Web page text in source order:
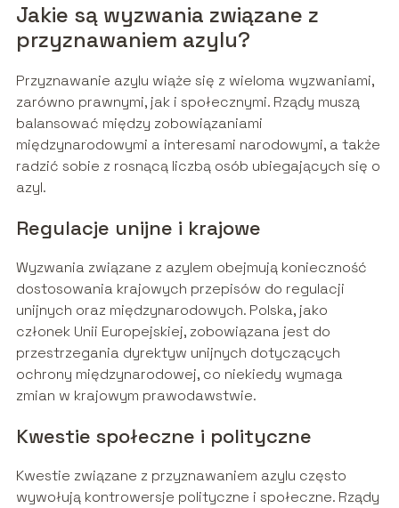
Jakie są wyzwania związane z
przyznawaniem azylu?
Przyznawanie azylu wiąże się z wieloma wyzwaniami,
zarówno prawnymi, jak i społecznymi. Rządy muszą
balansować między zobowiązaniami
międzynarodowymi a interesami narodowymi, a także
radzić sobie z rosnącą liczbą osób ubiegających się o
azyl.
Regulacje unijne i krajowe
Wyzwania związane z azylem obejmują konieczność
dostosowania krajowych przepisów do regulacji
unijnych oraz międzynarodowych. Polska, jako
członek Unii Europejskiej, zobowiązana jest do
przestrzegania dyrektyw unijnych dotyczących
ochrony międzynarodowej, co niekiedy wymaga
zmian w krajowym prawodawstwie.
Kwestie społeczne i polityczne
Kwestie związane z przyznawaniem azylu często
wywołują kontrowersje polityczne i społeczne. Rządy